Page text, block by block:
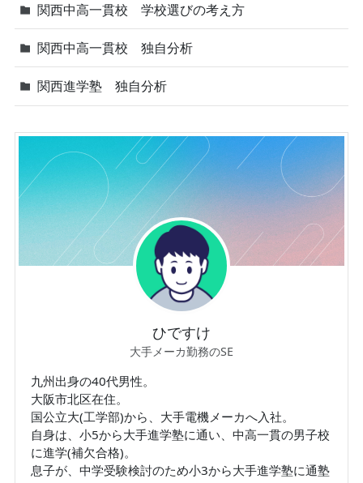
関西中高一貫校 学校選びの考え方
関西中高一貫校 独自分析
関西進学塾 独自分析
ひですけ
大手メーカ勤務のSE
九州出身の40代男性。
大阪市北区在住。
国公立大(工学部)から、大手電機メーカへ入社。
自身は、小5から大手進学塾に通い、中高一貫の男子校
に進学(補欠合格)。
息子が、中学受験検討のため小3から大手進学塾に通塾